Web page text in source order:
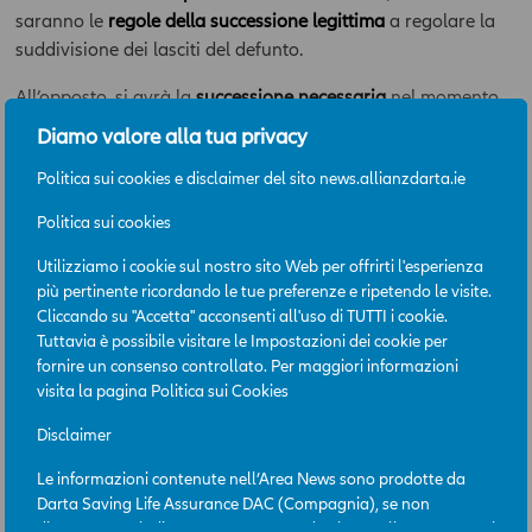
Diamo valore alla tua privacy
Politica sui cookies e disclaimer del sito news.allianzdarta.ie
Politica sui cookies
Utilizziamo i cookie sul nostro sito Web per offrirti l'esperienza
più pertinente ricordando le tue preferenze e ripetendo le visite.
Cliccando su "Accetta" acconsenti all'uso di TUTTI i cookie.
Tuttavia è possibile visitare le Impostazioni dei cookie per
fornire un consenso controllato. Per maggiori informazioni
visita la pagina Politica sui Cookies
Disclaimer
Le informazioni contenute nell’Area News sono prodotte da
Darta Saving Life Assurance DAC (Compagnia), se non
saranno le regole della successione legittimaa regolare la
suddivisione dei lasciti del defunto.
All’opposto, si avrà lasuccessione necessarianel momento
in cui un
testamentoc’è, ma
viola i diritti che la legge
attribuisce ai più stretti congiunti del defunto
de cuius, mentre era ancora in vita, aveva effettuato delle
donazioni per un valore eccedente la quota di riserva
dovuta ai legittimari, anche qui, infatti, opereranno le
regole proprie della successione necessaria.
1. L’azione di riduzione è quell’azione giudiziale, prevista dagli articoli 553
e ss., a tutela dei legittimari, ovvero dei loro eredi o aventi causa, nel caso
in cui siano lesi nella loro quota di legittima, a causa delle disposizioni
2. La quota di riserva è quella parte del patrimonio della quale il testatore
non potrà disporre, in quanto indisponibile, poiché riservata ai soggetti